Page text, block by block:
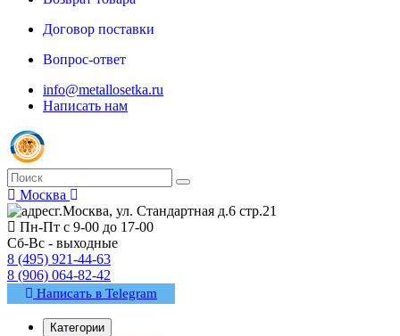
Договор поставки
Вопрос-ответ
info@metallosetka.ru
Написать нам
Москва
г.Москва, ул. Стандартная д.6 стр.21
Пн-Пт с 9-00 до 17-00
Сб-Вс - выходные
8 (495) 921-44-63
8 (906) 064-82-42
Написать в Telegram
Категории